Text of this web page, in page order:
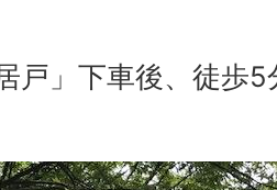
戸」下車後、徒歩5